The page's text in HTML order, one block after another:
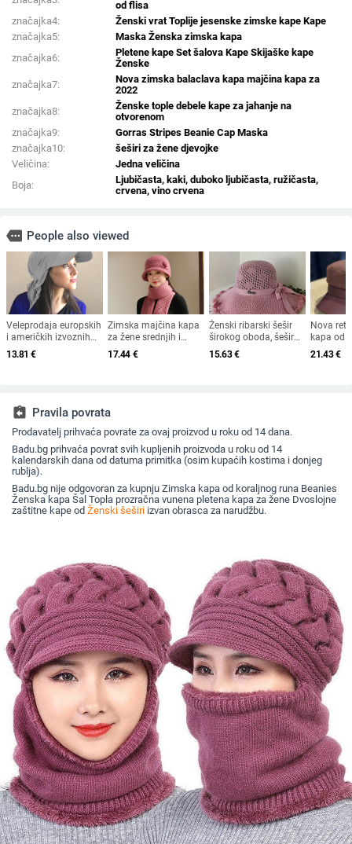
od flisa
značajka4:
Ženski vrat Toplije jesenske zimske kape Kape
značajka5:
Maska Ženska zimska kapa
značajka6:
Pletene kape Set šalova Kape Skijaške kape
Ženske
značajka7:
Nova zimska balaclava kapa majčina kapa za
2022
značajka8:
Ženske tople debele kape za jahanje na
otvorenom
značajka9:
Gorras Stripes Beanie Cap Maska
značajka10:
šeširi za žene djevojke
Veličina:
Jedna veličina
Boja:
Ljubičasta, kaki, duboko ljubičasta, ružičasta,
crvena, vino crvena
more People also viewed
Veleprodaja europskih
i američkih izvoznih
ljetnih bejzbolskih
kapa s vezicom na
13.81 €
Zimska majčina kapa
za žene srednjih i
starijih godina, pletena
od zečjeg krzna,
za umivaonik
17.44 €
Ženski ribarski šešir
širokog oboda, šešir
za sunce, pleteni šešir
za sunce, šešir za
15.63€
Nova
kapa od
krzna za
2025. za
21.43€
assignment_return Pravila povrata
Prodavatelj prihvaća povrate za ovaj proizvod u roku od 14 dana.
Badu.bg prihvaća povrat svih kupljenih proizvoda u roku od 14
kalendarskih dana od datuma primitka (osim kupaćih kostima i donjeg
rublja).
Badu.bg nije odgovoran za kupnju Zimska kapa od koraljnog runa Beanies
Ženska kapa Šal Topla prozračna vunena pletena kapa za žene Dvoslojne
zaštitne kape od Ženski šeširi izvan obrasca za narudžbu.